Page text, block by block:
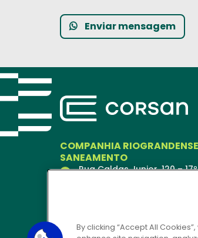
Enviar mensagem
COMPANHIA
SANEAMENTO
Rua Caldas Junior, 120 –
By clicking “Accept All